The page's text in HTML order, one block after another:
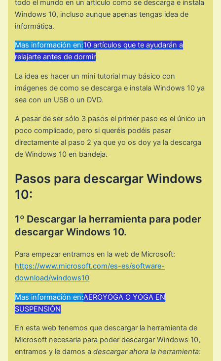
todo el mundo en un artículo como se descarga e instala
Windows 10, incluso aunque apenas tengas idea de
informática.
Mas información en:10 artículos que te ayudarán a
relajarte antes de dormir
La idea es hacer un mini tutorial muy básico con
imágenes de como se descarga e instala Windows 10 ya
sea con un USB o un DVD.
A pesar de ser sólo 3 pasos el primer paso es el único un
poco complicado, pero si queréis podéis pasar
directamente al paso 2 ya que yo os doy ya la descarga
de Windows 10 en bandeja.
Pasos para descargar Windows
10:
1º Descargar la herramienta para poder
descargar Windows 10.
Para empezar entramos en la web de Microsoft:
https://www.microsoft.com/es-es/software-
download/windows10
Mas información en:AEROYOGA O YOGA EN
SUSPENSIÓN
En esta web tenemos que descargar la herramienta de
Microsoft necesaria para poder descargar Windows 10,
entramos y le damos adescargar ahora la herramienta: